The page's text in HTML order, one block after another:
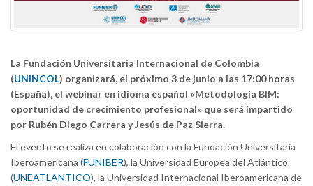
La Fundación Universitaria Internacional de Colombia
(UNINCOL) organizará, el próximo 3 de junio a las 17:00 horas
(España), el webinar en idioma español «Metodología BIM:
oportunidad de crecimiento profesional» que será impartido
por Rubén Diego Carrera y Jesús de Paz Sierra.
El evento se realiza en colaboración con la Fundación Universitaria
Iberoamericana (FUNIBER), la Universidad Europea del Atlántico
(UNEATLANTICO), la Universidad Internacional Iberoamericana de